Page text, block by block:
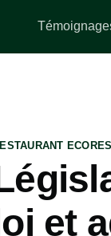
loi et